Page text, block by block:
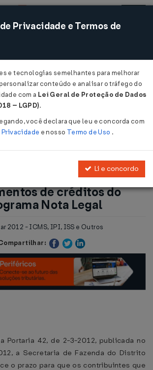
Acessar
Voltar
DF: Governo bloqueia
de créditos do
Nota Legal
2012 - ICMS, IPI, ISS e Outros
Portaria 42, de 2-3-2012, publicada no
a Secretaria de Fazenda do Distrito
o prazo para que os contribuintes que
Privacidade e Termos de
e tecnologias semelhantes para melhorar
conteúdo e analisar o tráfego do
com a Lei Geral de Proteção de Dados
– LGPD).
você declara que leu e concorda com
e nosso Termo de Uso .
Li e concordo